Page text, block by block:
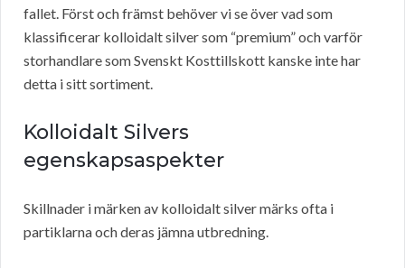
fallet. Först och främst behöver vi se över vad som
klassificerar kolloidalt silver som “premium” och varför
storhandlare som Svenskt Kosttillskott kanske inte har
detta i sitt sortiment.
Kolloidalt Silvers
egenskapsaspekter
Skillnader i märken av kolloidalt silver märks ofta i
partiklarna och deras jämna utbredning.